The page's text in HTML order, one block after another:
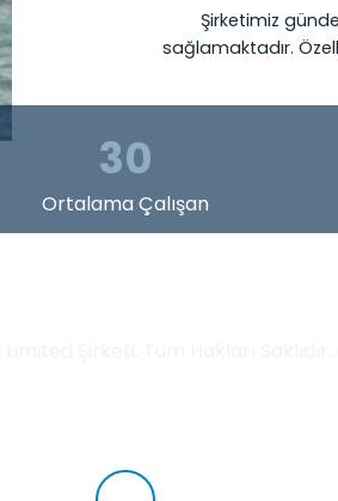
Şirketimiz
sağlamaktadır.
30
Ortalama Çalışan